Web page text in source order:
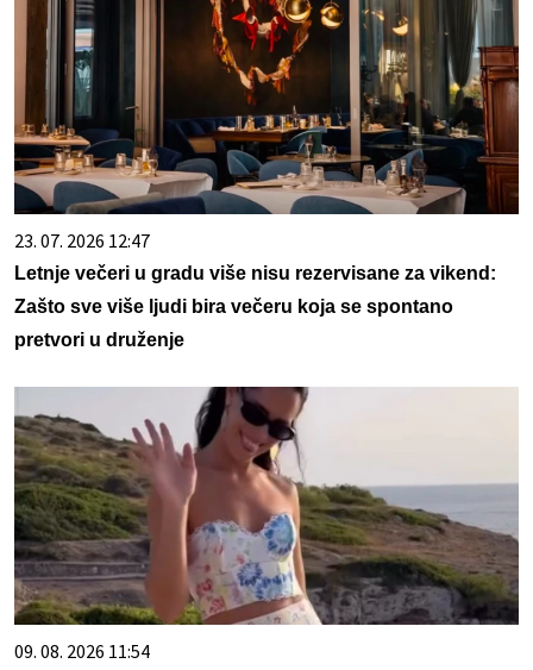
23. 07. 2026 12:47
Letnje večeri u gradu više nisu rezervisane za vikend:
Zašto sve više ljudi bira večeru koja se spontano
pretvori u druženje
09. 08. 2026 11:54